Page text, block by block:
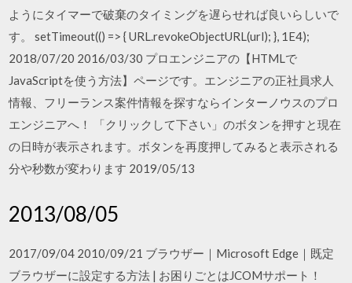
ようにタイマーで破棄のタイミングを遅らせれば良いらしいで
す。 setTimeout(() => { URL.revokeObjectURL(url); }, 1E4);
2018/07/20 2016/03/30 プロエンジニアの【HTMLで
JavaScriptを使う方法】ページです。エンジニアの正社員求人
情報、フリーランス案件情報を探すならインターノウスのプロ
エンジニアへ！ 「クリックして下さい」のボタンを押すと現在
の日時が表示されます。ボタンを再度押してみると表示される
分や秒数が変わります 2019/05/13
2013/08/05
2017/09/04 2010/09/21 ブラウザー｜Microsoft Edge｜既定
ブラウザーに設定する方法 | お困りごとはJCOMサポート！